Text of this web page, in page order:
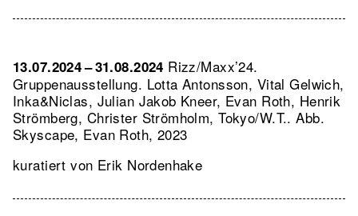
13.07.2024 – 31.08.2024 Rizz/Maxx’24.
Gruppenausstellung. Lotta Antonsson, Vital Gelwich,
Inka&Niclas, Julian Jakob Kneer, Evan Roth, Henrik
Strömberg, Christer Strömholm, Tokyo/W.T..Abb.
Skyscape, Evan Roth, 2023
kuratiert von Erik Nordenhake